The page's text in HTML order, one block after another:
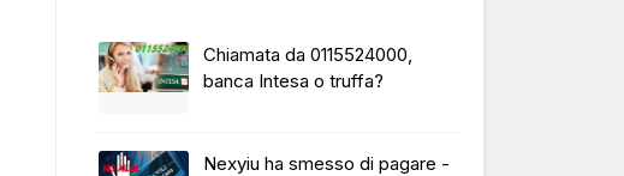
Chiamata da 0115524000,
banca Intesa o truffa?
Nexyiu ha smesso di pagare -